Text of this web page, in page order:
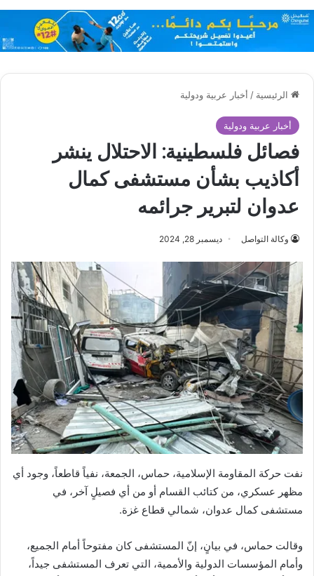
الرئيسية / أخبار عربية ودولية
أخبار عربية ودولية
فصائل فلسطينية: الاحتلال ينشر
أكاذيب بشأن مستشفى كمال
عدوان لتبرير جرائمه
وكالة التواصل ديسمبر 28, 2024
نفت حركة المقاومة الإسلامية، حماس، الجمعة، نفياً قاطعاً، وجود أي
مظهر عسكري، من كتائب القسام أو من أي فصيلٍ آخر، في
مستشفى كمال عدوان، شمالي قطاع غزة.
وقالت حماس، في بيانٍ، إنّ المستشفى كان مفتوحاً أمام الجميع،
وأمام المؤسسات الدولية والأممية، التي تعرف المستشفى جيداً،